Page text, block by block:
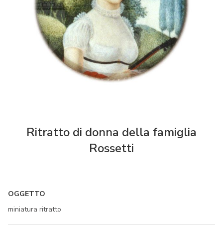
Ritratto di donna della famiglia
Rossetti
OGGETTO
miniatura ritratto